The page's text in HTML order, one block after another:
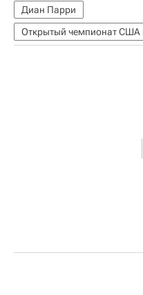
Диан Парри
Открытый чемпионат США